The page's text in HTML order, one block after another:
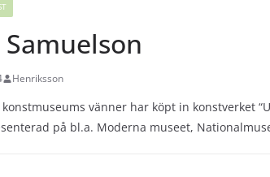
Henriksson
vänner har köpt in konstverket
på bl.a. Moderna museet,